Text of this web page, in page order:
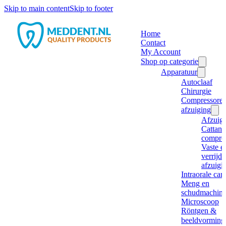
Skip to main contentSkip to footer
Home
Contact
My Account
Shop op categorie
Apparatuur
Autoclaaf
Chirurgie
afzuiging
Cattani
Vaste
Intraorale
Meng en
Microscoop
Röntgen &
beeldvorming